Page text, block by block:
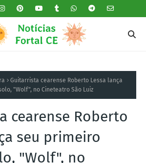
Guitarrista cearense Roberto Lessa lança
"Wolf", no Cineteatro São Luiz
cearense Roberto
seu primeiro
"Wolf", no